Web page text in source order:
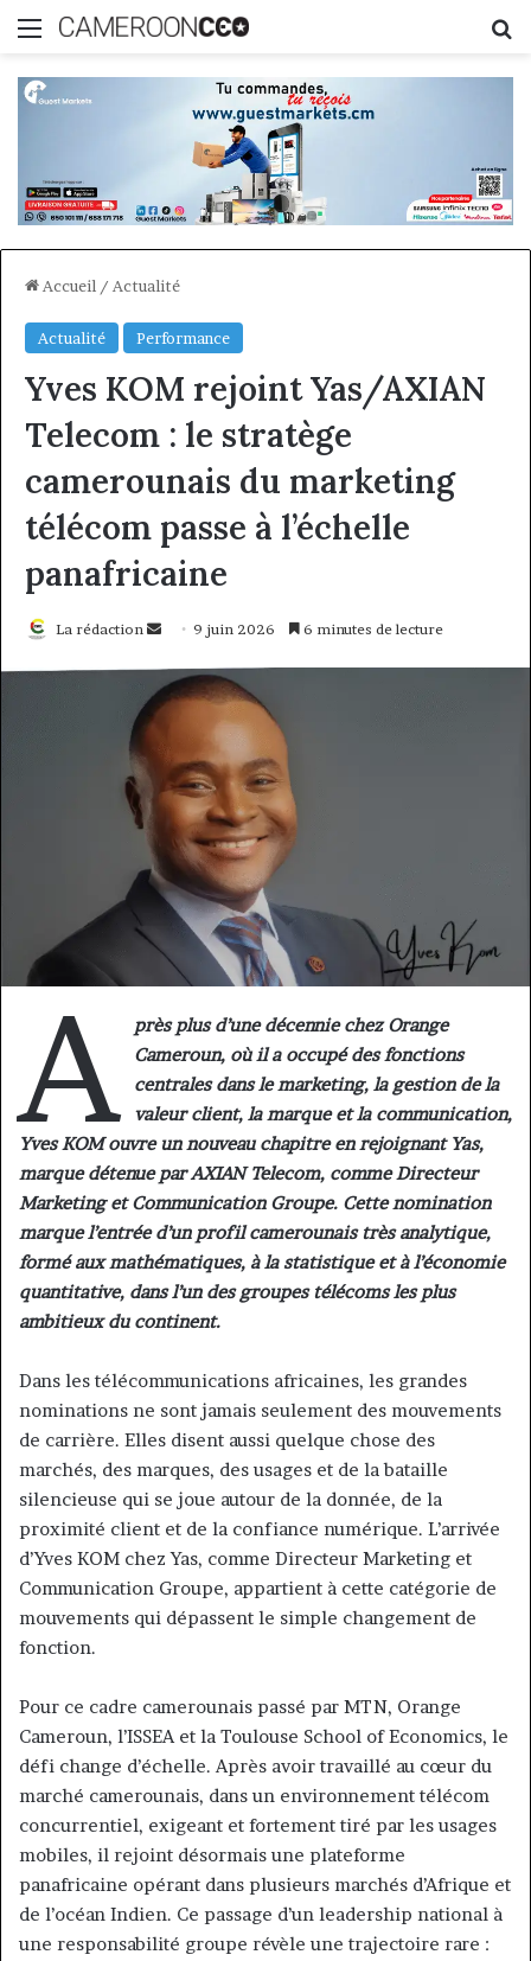
Menu
Accueil / Actualité
Actualité Performance
Yves KOM rejoint Yas/AXIAN
Telecom : le stratège
camerounais du marketing
télécom passe à l’échelle
panafricaine
La rédaction
Envoyer
courriel
9 juin 2026 6 minutes de lecture
A
près plus d’une décennie chez Orange
Cameroun, où il a occupé des fonctions
centrales dans le marketing, la gestion de la
valeur client, la marque et la communication,
Yves KOM ouvre un nouveau chapitre en rejoignant Yas,
marque détenue par AXIAN Telecom, comme Directeur
Marketing et Communication Groupe. Cette nomination
marque l’entrée d’un profil camerounais très analytique,
formé aux mathématiques, à la statistique et à l’économie
quantitative, dans l’un des groupes télécoms les plus
ambitieux du continent.
Dans les télécommunications africaines, les grandes
nominations ne sont jamais seulement des mouvements
de carrière. Elles disent aussi quelque chose des
marchés, des marques, des usages et de la bataille
silencieuse qui se joue autour de la donnée, de la
proximité client et de la confiance numérique. L’arrivée
d’Yves KOM chez Yas, comme Directeur Marketing et
Communication Groupe, appartient à cette catégorie de
mouvements qui dépassent le simple changement de
fonction.
Pour ce cadre camerounais passé par MTN, Orange
Cameroun, l’ISSEA et la Toulouse School of Economics, le
défi change d’échelle. Après avoir travaillé au cœur du
marché camerounais, dans un environnement télécom
concurrentiel, exigeant et fortement tiré par les usages
mobiles, il rejoint désormais une plateforme
panafricaine opérant dans plusieurs marchés d’Afrique et
de l’océan Indien. Ce passage d’un leadership national à
une responsabilité groupe révèle une trajectoire rare :